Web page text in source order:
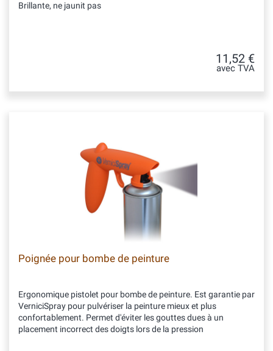
Brillante, ne jaunit pas
11,52 €
avec TVA
Poignée pour bombe de peinture
Ergonomique pistolet pour bombe de peinture. Est garantie par
VerniciSpray pour pulvériser la peinture mieux et plus
confortablement. Permet d'éviter les gouttes dues à un
placement incorrect des doigts lors de la pression